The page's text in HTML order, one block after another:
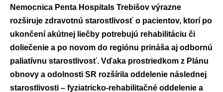
Nemocnica Penta Hospitals Trebišov výrazne
rozširuje zdravotnú starostlivosť o pacientov, ktorí po
ukončení akútnej liečby potrebujú rehabilitáciu či
doliečenie a po novom do regiónu prináša aj odbornú
paliatívnu starostlivosť. Vďaka prostriedkom z Plánu
obnovy a odolnosti SR rozšírila oddelenie následnej
starostlivosti – fyziatricko-rehabilitačné oddelenie a